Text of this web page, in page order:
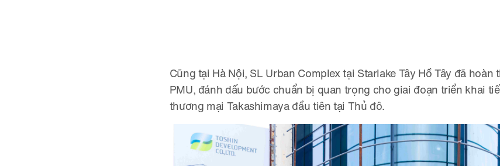
Cũng tại Hà Nội, SL Urban Complex tại Starlake Tây Hồ Tây đã hoàn
PMU, đánh dấu bước chuẩn bị quan trọng cho giai đoạn triển khai
thương mại Takashimaya đầu tiên tại Thủ đô.